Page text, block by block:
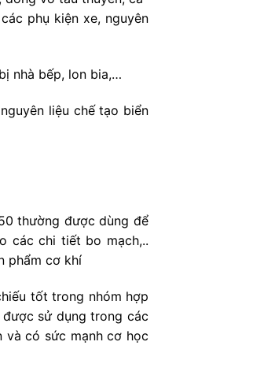
phụ kiện xe, nguyên
nhà bếp, lon bia,…
liệu chế tạo biển
thường được dùng để
các chi tiết bo mạch,..
phẩm cơ khí
tốt trong nhóm hợp
được sử dụng trong các
và có sức mạnh cơ học